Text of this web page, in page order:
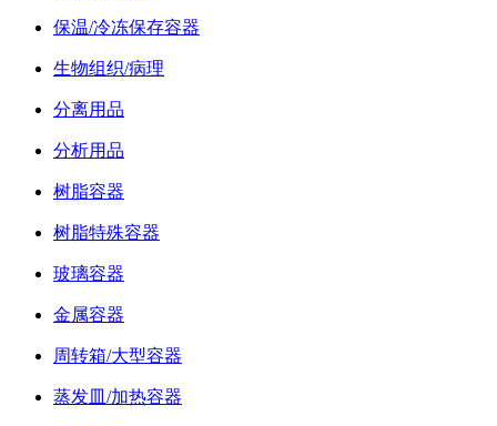
保温/冷冻保存容器
生物组织/病理
分离用品
分析用品
树脂容器
树脂特殊容器
玻璃容器
金属容器
周转箱/大型容器
蒸发皿/加热容器